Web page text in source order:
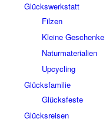
Glückswerkstatt
Filzen
Kleine Geschenke
Naturmaterialien
Upcycling
Glücksfamilie
Glücksfeste
Glücksreisen